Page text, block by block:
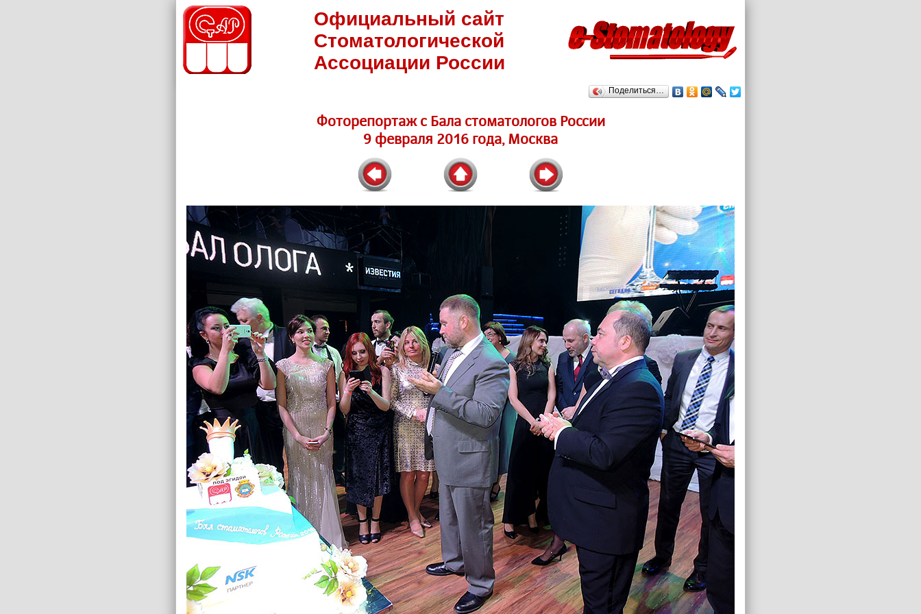
Официальный сайт
Стоматологической
Ассоциации России
Поделиться…
Фоторепортаж c Бала стоматологов России
9 февраля 2016 года, Москва